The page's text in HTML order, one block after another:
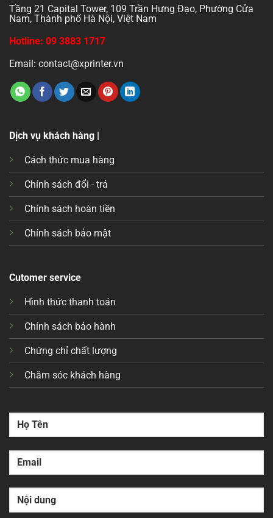
Tầng 21 Capital Tower, 109 Trần Hưng Đạo, Phường Cửa
Nam, Thành phố Hà Nội, Việt Nam
Hotline: 09 3883 1717
Email: contact@xprinter.vn
Dịch vụ khách hàng |
Cách thức mua hàng
Chính sách đổi - trả
Chính sách hoàn tiền
Chính sách bảo mật
Cutomer service
Hình thức thanh toán
Chính sách bảo hành
Chứng chỉ chất lượng
Chăm sóc khách hàng